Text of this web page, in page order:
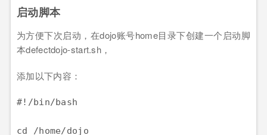
启动脚本
为方便下次启动，在dojo账号home目录下创建一个启动脚
本defectdojo-start.sh，
添加以下内容：
#!/bin/bash
cd /home/dojo